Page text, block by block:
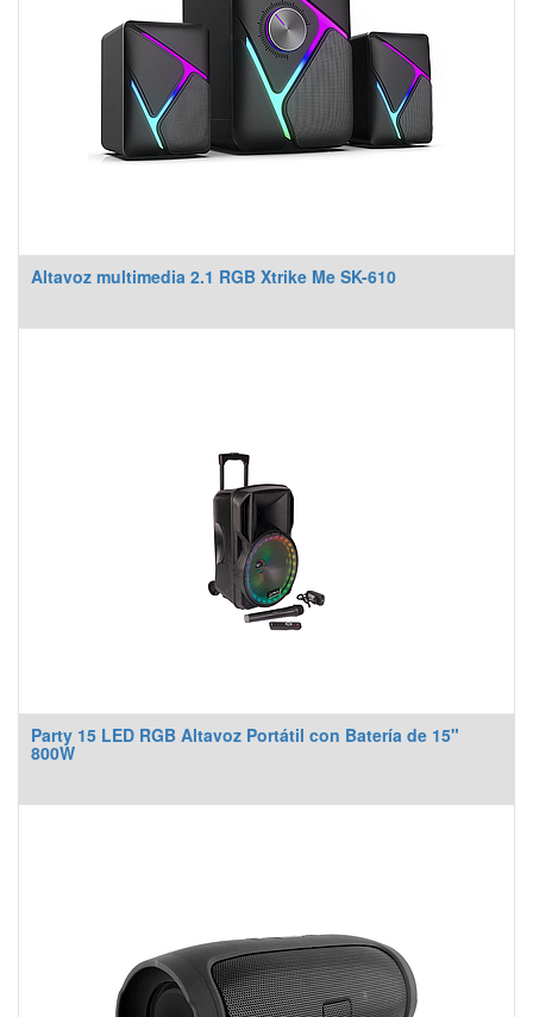
Altavoz multimedia 2.1 RGB Xtrike Me SK-610
Party 15 LED RGB Altavoz Portátil con Batería de 15"
800W